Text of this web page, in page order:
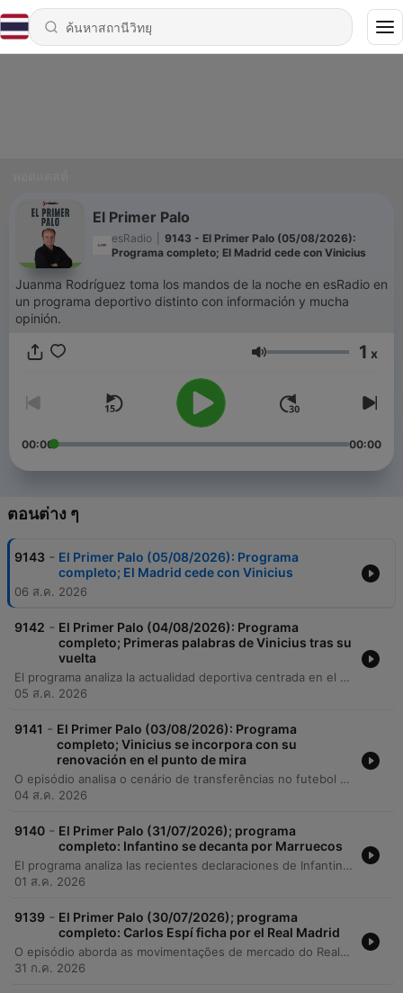
El Primer Palo
esRadio
9143 - El Primer Palo (05/08/2026):
Programa completo; El Madrid cede con Vinicius
Juanma Rodríguez toma los mandos de la noche en esRadio en
un programa deportivo distinto con información y mucha
opinión.
ระดับเสียง 1 x
00:00 00:00
ตอนต่าง ๆ
9143 - El Primer Palo (05/08/2026): Programa
completo; El Madrid cede con Vinicius
06 ส.ค. 2026
9142 - El Primer Palo (04/08/2026): Programa
completo; Primeras palabras de Vinicius tras su
vuelta
El programa analiza la actualidad deportiva centrada en el mercado de fichajes, con un debate profundo sobre la situación contractual de Vinicius Jr. en el Real Madrid y la influencia de agencias como Roc Nation. Se examinan las estrategias de contratación del club blanco, priorizando perfiles tácticos frente a nombres mediáticos, y se comentan movimientos clave en equipos como el Atlético de Madrid, el Barcelona y el Valencia Basket. Además, se repasa la actualidad de otras disciplinas, incluyendo el éxito de Iris Tío en natación, la situación de las instalaciones del Rayo Vallecano y los cambios en la Liga Endesa de baloncesto. El episodio concluye con un repaso por diversas noticias internacionales de ciclismo, tenis y fútbol femenino.
05 ส.ค. 2026
9141 - El Primer Palo (03/08/2026): Programa
completo; Vinicius se incorpora con su
renovación en el punto de mira
O episódio analisa o cenário de transferências no futebol europeu, com foco na possível saída de Vinícius Jr. do Real Madrid para o Arsenal e a chegada de Bernardo Silva ao clube merengue. Discute-se também a incerteza sobre o futuro de Ferran Torres no Barcelona e a necessidade de um novo centroavante para a equipe catalã. No âmbito do ciclismo, o programa aborda a participação de Tadej Pogačar na Vuelta a España em busca da 'triple corona' e os desafios impostos pelo calor extremo. O debate encerra com reflexões sobre o impacto das alterações climáticas no calendário desportivo e a importância dos Jogos Olímpicos.
04 ส.ค. 2026
9140 - El Primer Palo (31/07/2026); programa
completo: Infantino se decanta por Marruecos
El programa analiza las recientes declaraciones de Infantino sobre el Mundial 2030 y la posible privatización de la FIFA, así como la dimisión de su asesor Carlos Cordeiro. Se debate sobre la creciente mercantilización del fútbol y la pérdida de protagonismo de España en la candidatura conjunta. En el ámbito de clubes, se examina la situación de varios futbolistas del Real Madrid, incluyendo el futuro de Mastantuono, las dudas sobre Avilés y el posible traspaso de Vinicius Jr. al Arsenal tras la llegada de Mbappé. Finalmente, se aborda la crisis institucional y de infraestructura del Rayo Vallecano debido a problemas de seguridad en su estadio.
01 ส.ค. 2026
9139 - El Primer Palo (30/07/2026); programa
completo: Carlos Espí ficha por el Real Madrid
O episódio aborda as movimentações de mercado do Real Madrid, com destaque para a transferência relâmpago de Carlos Espí e o debate sobre a gestão de talentos da cantera, incluindo as saídas de Gonzalo García e César Palacios. Analisamos também os desafios financeiros e competitivos do Barcelona e as investigações da Federação Espanhola sobre negociações recentes. A programação inclui ainda uma entrevista com o jogador Iván Pérez sobre a realidade das divisões inferiores e a importância da educação para o pós-carreira, encerrando com um boletim de notícias desportivas que cobre atualizações sobre arbitragem, basquetebol, ciclismo e natação.
31 ก.ค. 2026